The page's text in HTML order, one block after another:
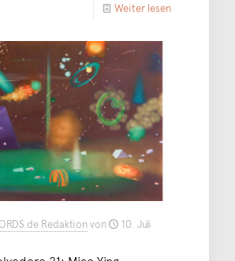
Weiter lesen
Redaktionvon
10. Juli